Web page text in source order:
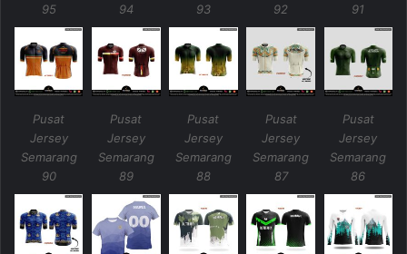
95
94
93
92
91
Pusat
Jersey
Semarang
90
Pusat
Jersey
Semarang
89
Pusat
Jersey
Semarang
88
Pusat
Jersey
Semarang
87
Pusat
Jersey
Semarang
86